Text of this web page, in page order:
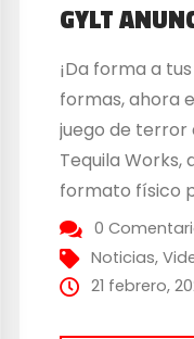
GYLT
¡Da forma a
formas, ahora
juego de terror
Tequila Works,
formato físico
añadiéndose a
4 y PlayStation
renombrado
0
Noticias,
21 febrero,